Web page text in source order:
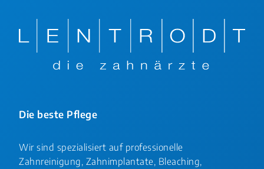
Die beste Pflege
Wir sind spezialisiert auf professionelle
Zahnreinigung, Zahnimplantate, Bleaching,